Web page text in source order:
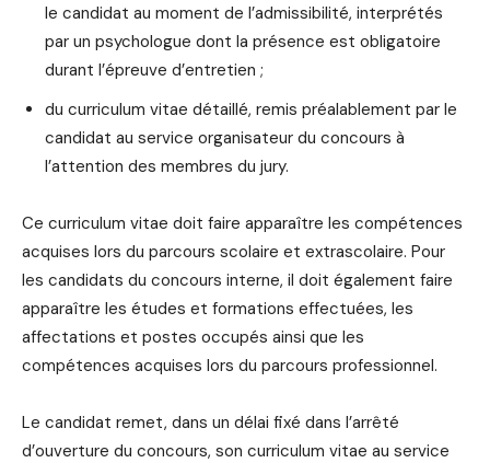
le candidat au moment de l’admissibilité, interprétés
par un psychologue dont la présence est obligatoire
durant l’épreuve d’entretien ;
du curriculum vitae détaillé, remis préalablement par le
candidat au service organisateur du concours à
l’attention des membres du jury.
Ce curriculum vitae doit faire apparaître les compétences
acquises lors du parcours scolaire et extrascolaire. Pour
les candidats du concours interne, il doit également faire
apparaître les études et formations effectuées, les
affectations et postes occupés ainsi que les
compétences acquises lors du parcours professionnel.
Le candidat remet, dans un délai fixé dans l’arrêté
d’ouverture du concours, son curriculum vitae au service